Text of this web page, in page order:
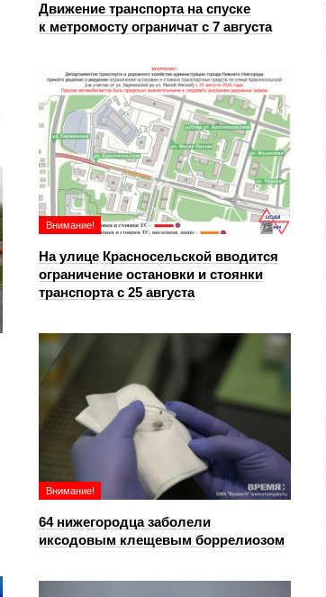
Движение транспорта на спуске
к метромосту ограничат с 7 августа
Внимание!
На улице Красносельской вводится
ограничение остановки и стоянки
транспорта с 25 августа
Внимание!
64 нижегородца заболели
иксодовым клещевым боррелиозом